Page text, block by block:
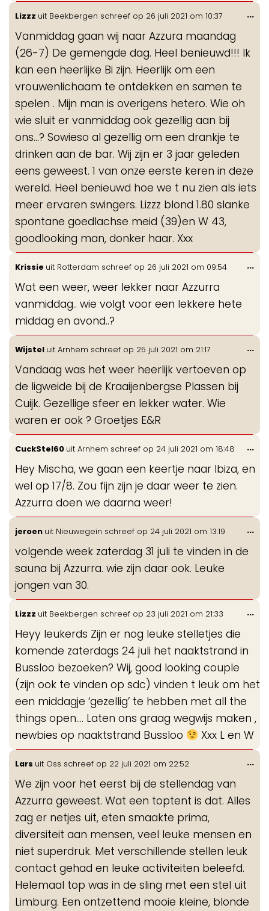
Lizzz uit Beekbergen schreef op 26 juli 2021 om 10:37
Vanmiddag gaan wij naar Azzura maandag
(26-7) De gemengde dag. Heel benieuwd!!! Ik
kan een heerlijke Bi zijn. Heerlijk om een
vrouwenlichaam te ontdekken en samen te
spelen . Mijn man is overigens hetero. Wie oh
wie sluit er vanmiddag ook gezellig aan bij
ons…? Sowieso al gezellig om een drankje te
drinken aan de bar. Wij zijn er 3 jaar geleden
eens geweest. 1 van onze eerste keren in deze
wereld. Heel benieuwd hoe we t nu zien als iets
meer ervaren swingers. Lizzz blond 1.80 slanke
spontane goedlachse meid (39)en W 43,
goodlooking man, donker haar. Xxx
...
Krissie uit Rotterdam schreef op 26 juli 2021 om 09:54
Wat een weer, weer lekker naar Azzurra
vanmiddag.. wie volgt voor een lekkere hete
middag en avond..?
...
Wijstel uit Arnhem schreef op 25 juli 2021 om 21:17
Vandaag was het weer heerlijk vertoeven op
de ligweide bij de Kraaijenbergse Plassen bij
Cuijk. Gezellige sfeer en lekker water. Wie
waren er ook ? Groetjes E&R
...
CuckStel60 uit Arnhem schreef op 24 juli 2021 om 18:48
Hey Mischa, we gaan een keertje naar Ibiza, en
wel op 17/8. Zou fijn zijn je daar weer te zien.
Azzurra doen we daarna weer!
...
jeroen uit Nieuwegein schreef op 24 juli 2021 om 13:19
volgende week zaterdag 31 juli te vinden in de
sauna bij Azzurra. wie zijn daar ook. Leuke
jongen van 30.
...
Lizzz uit Beekbergen schreef op 23 juli 2021 om 21:33
Heyy leukerds Zijn er nog leuke stelletjes die
komende zaterdags 24 juli het naaktstrand in
Bussloo bezoeken? Wij, good looking couple
(zijn ook te vinden op sdc) vinden t leuk om het
een middagje ‘gezellig’ te hebben met all the
things open…. Laten ons graag wegwijs maken ,
newbies op naaktstrand Bussloo
Xxx L en W
...
Lars uit Oss schreef op 22 juli 2021 om 22:52
We zijn voor het eerst bij de stellendag van
Azzurra geweest. Wat een toptent is dat. Alles
zag er netjes uit, eten smaakte prima,
diversiteit aan mensen, veel leuke mensen en
niet superdruk. Met verschillende stellen leuk
contact gehad en leuke activiteiten beleefd.
Helemaal top was in de sling met een stel uit
Limburg. Een ontzettend mooie kleine, blonde
...